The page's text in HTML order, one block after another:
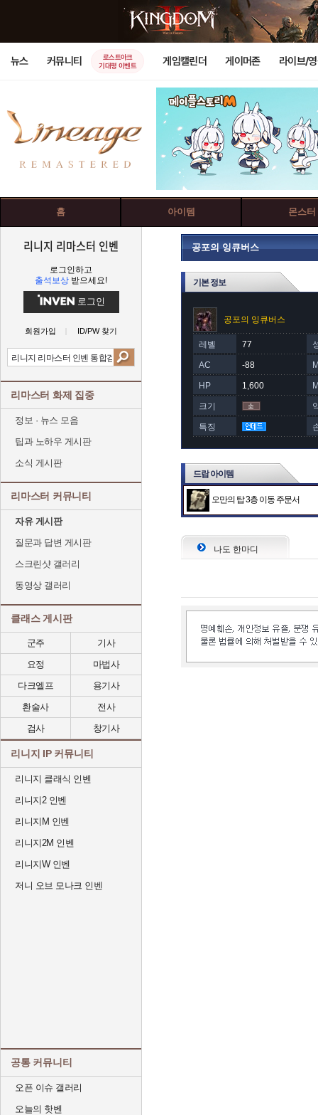
뉴스 커뮤니티
로스트아크
기대평 이벤트
게임캘린더 게이머존 라이브/
홈 아이템 몬스터
리니지 리마스터 인벤
로그인하고
출석보상 받으세요!
로그인
회원가입 ID/PW 찾기
리마스터 화제 집중
정보 · 뉴스 모음
팁과 노하우 게시판
소식 게시판
리마스터 커뮤니티
자유 게시판
질문과 답변 게시판
스크린샷 갤러리
동영상 갤러리
클래스 게시판
군주
기사
요정
마법사
다크엘프
용기사
환술사
전사
검사
창기사
리니지 IP 커뮤니티
리니지 클래식 인벤
리니지2 인벤
리니지M 인벤
리니지2M 인벤
리니지W 인벤
저니 오브 모나크 인벤
공통 커뮤니티
오픈 이슈 갤러리
오늘의 핫벤
공포의 잉큐버스
기본 정보
공포의 잉큐버스
레벨 77
AC -88
HP 1,600
크기
특징
드랍 아이템
오만의 탑 3층 이동 주문서
나도 한마디